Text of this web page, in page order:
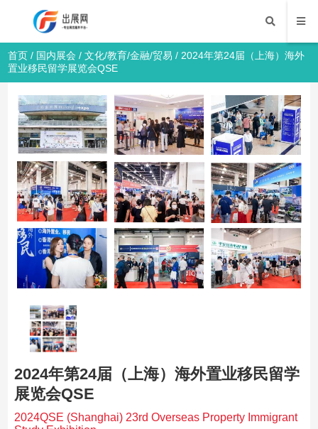
首页 / 国内展会 /文化/教育/金融/贸易 / 2024年第24届（上海）海外
置业移民留学展览会QSE
2024年第24届（上海）海外置业移民留学
展览会QSE
2024QSE (Shanghai) 23rd Overseas Property Immigrant